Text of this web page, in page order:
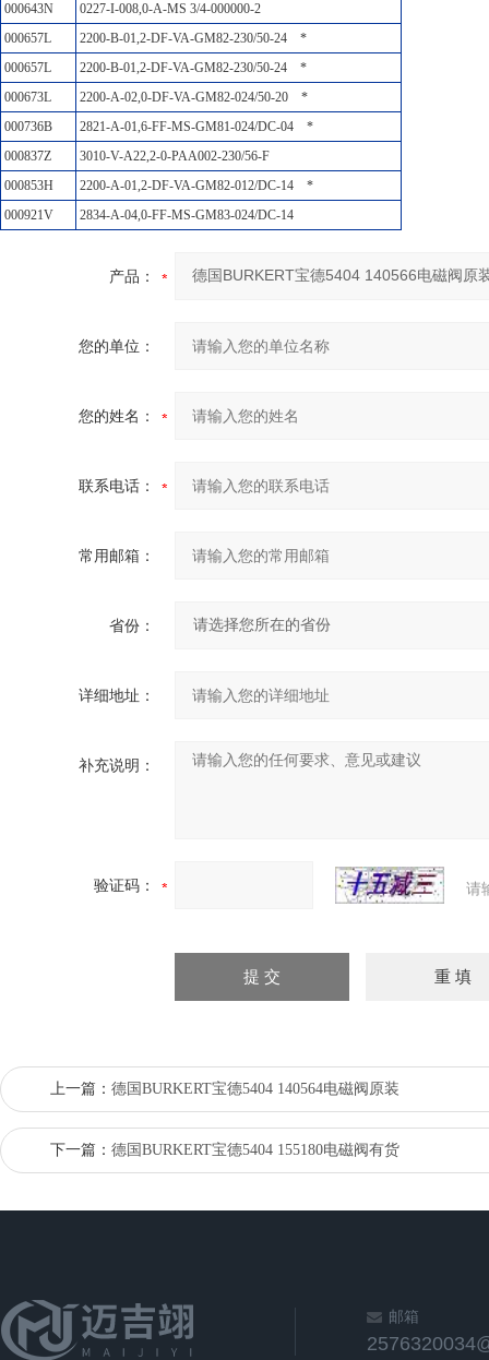
000643N
0227-I-008,0-A-MS 3/4-000000-2
000657L
2200-B-01,2-DF-VA-GM82-230/50-24
*
000657L
2200-B-01,2-DF-VA-GM82-230/50-24
*
000673L
2200-A-02,0-DF-VA-GM82-024/50-20
*
000736B
2821-A-01,6-FF-MS-GM81-024/DC-04
*
000837Z
3010-V-A22,2-0-PAA002-230/56-F
000853H
2200-A-01,2-DF-VA-GM82-012/DC-14
*
000921V
2834-A-04,0-FF-MS-GM83-024/DC-14
产品：
您的单位：
您的姓名：
联系电话：
常用邮箱：
省份：
详细地址：
补充说明：
验证码： 请
上一篇： 德国BURKERT宝德5404 140564电磁阀原装
下一篇： 德国BURKERT宝德5404 155180电磁阀有货
邮箱